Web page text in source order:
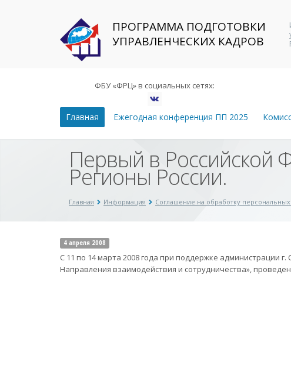
ПРОГРАММА ПОДГОТОВКИ
УПРАВЛЕНЧЕСКИХ КАДРОВ
ФБУ «ФРЦ» в социальных сетях:
Главная Ежегодная конференция ПП 2025
Первый в Российской
Регионы России.
Главная Информация Соглашение на обработку
4 апреля 2008
С 11 по 14 марта 2008 года при поддержке администрации
Направления взаимодействия и сотрудничества»,